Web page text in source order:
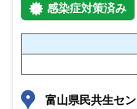
感染症対策済み
富山県民共生セ